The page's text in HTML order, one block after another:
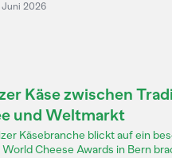
Juni 2026
Käse zwischen
und Weltmarkt
Käsebranche blickt auf ein
Cheese Awards in Bern